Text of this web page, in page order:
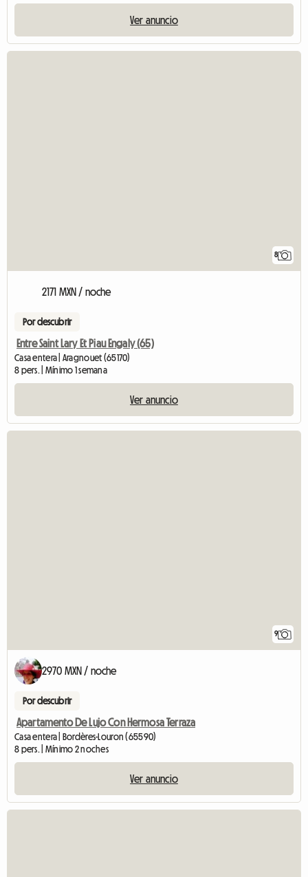
Ver anuncio
8
2171 MXN / noche
Por descubrir
Entre Saint Lary Et Piau Engaly (65)
Casa entera | Aragnouet (65170)
8 pers. | Mínimo 1 semana
Ver anuncio
9
2970 MXN / noche
Por descubrir
Apartamento De Lujo Con Hermosa Terraza
Casa entera | Bordères-Louron (65590)
8 pers. | Mínimo 2 noches
Ver anuncio